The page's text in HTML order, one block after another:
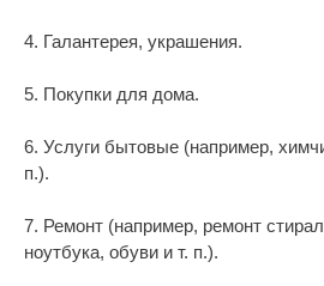
4. Галантерея, украшения.
5. Покупки для дома.
6. Услуги бытовые (например,
п.).
7. Ремонт (например, ремонт
ноутбука, обуви и т. п.).